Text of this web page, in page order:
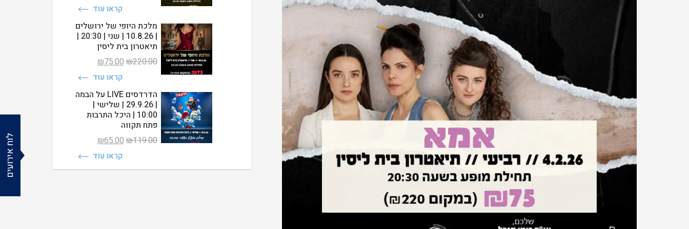
היה:
₪230.00.
הוא:
₪75.00.
קראו עוד
מלכת היופי של ירושלים
| 10.8.26 | שני | 20:30 |
תיאטרון בית ליסין
₪220.00
המחיר
היה:
₪220.00.
₪75.00
הוא:
₪75.00.
קראו עוד
הדרדסים LIVE על הבמה
| 29.9.26 | שלישי |
10:00 | היכל התרבות
פתח תקווה
₪119.00
המחיר
היה:
₪119.00.
₪65.00
הוא:
₪65.00.
קראו עוד לוח אירועים